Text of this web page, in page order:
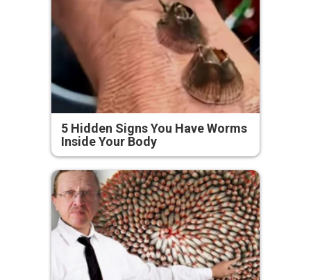
5 Hidden Signs You Have Worms
Inside Your Body